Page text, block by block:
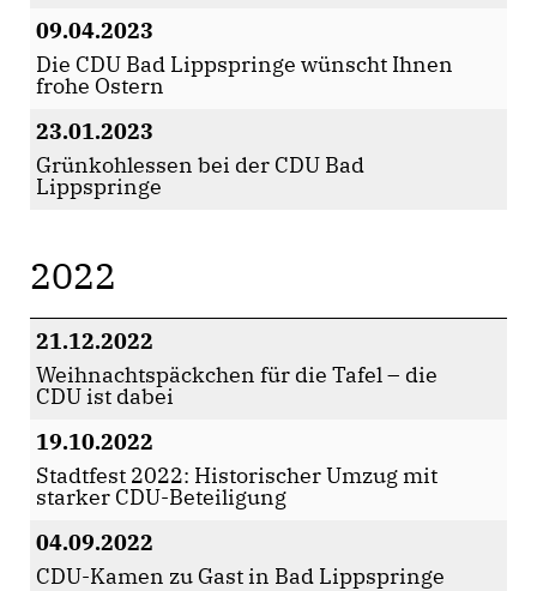
09.04.2023
Die CDU Bad Lippspringe wünscht Ihnen
frohe Ostern
23.01.2023
Grünkohlessen bei der CDU Bad
Lippspringe
2022
21.12.2022
Weihnachtspäckchen für die Tafel – die
CDU ist dabei
19.10.2022
Stadtfest 2022: Historischer Umzug mit
starker CDU-Beteiligung
04.09.2022
CDU-Kamen zu Gast in Bad Lippspringe